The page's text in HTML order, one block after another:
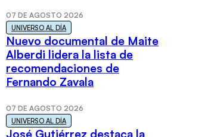
07 DE AGOSTO 2026
UNIVERSO AL DÍA
Nuevo documental de Maite
Alberdi lidera la lista de
recomendaciones de
Fernando Zavala
07 DE AGOSTO 2026
UNIVERSO AL DÍA